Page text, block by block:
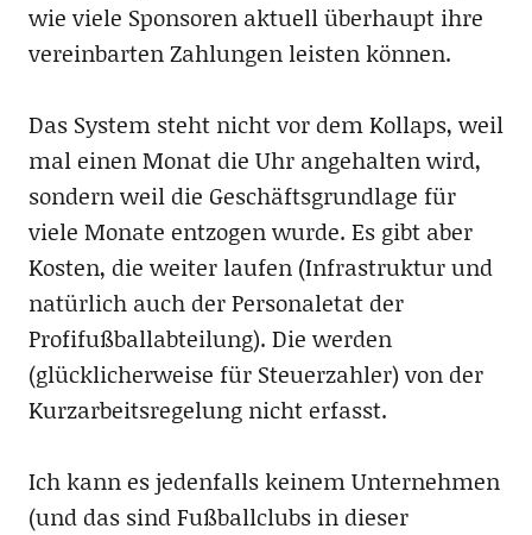
wie viele Sponsoren aktuell überhaupt ihre
vereinbarten Zahlungen leisten können.
Das System steht nicht vor dem Kollaps, weil
mal einen Monat die Uhr angehalten wird,
sondern weil die Geschäftsgrundlage für
viele Monate entzogen wurde. Es gibt aber
Kosten, die weiter laufen (Infrastruktur und
natürlich auch der Personaletat der
Profifußballabteilung). Die werden
(glücklicherweise für Steuerzahler) von der
Kurzarbeitsregelung nicht erfasst.
Ich kann es jedenfalls keinem Unternehmen
(und das sind Fußballclubs in dieser